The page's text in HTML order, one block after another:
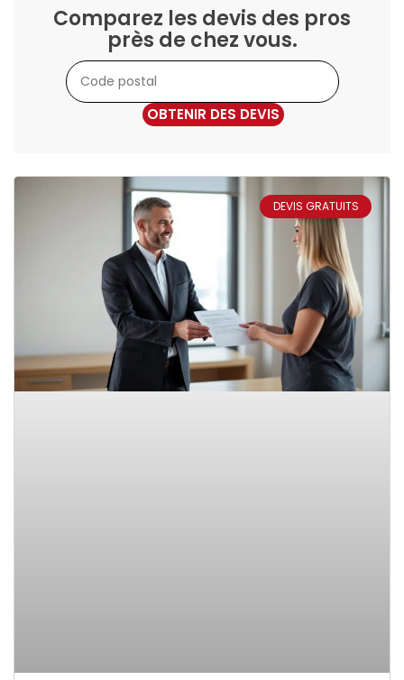
Comparez les devis des pros
près de chez vous.
OBTENIR DES DEVIS
DEVIS GRATUITS